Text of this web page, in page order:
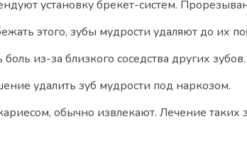
установку брекет-систем.
этого, зубы мудрости удаляют до их
из-за близкого соседства других
удалить зуб мудрости под наркозом.
обычно извлекают. Лечение